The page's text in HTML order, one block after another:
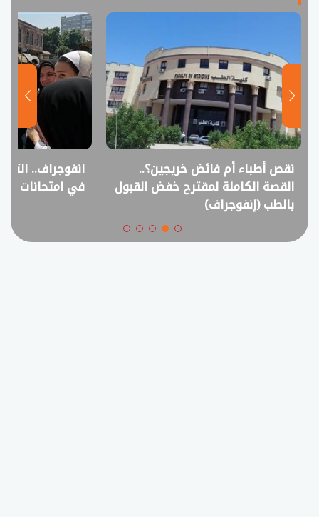
نقص أطباء أم فائض خريجين؟..
القصة الكاملة لمقترح خفض القبول
بالطب (إنفوجراف)
انفوجراف..
في امتحانات